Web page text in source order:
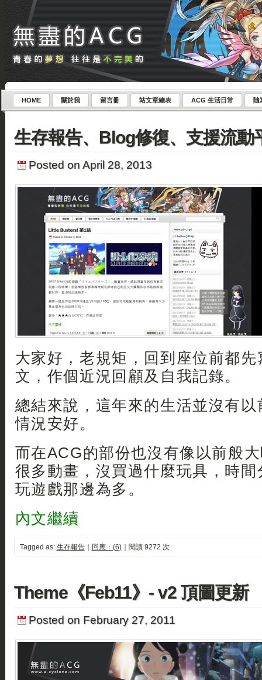
HOME 關於我 留言冊 站文章總表 ACG 生活日常 隨
生存報告、Blog修復、支援流動
Posted on April 28, 2013
大家好，老規矩，回到座位前都
文，作個近況回顧及自我記錄。
總結來說，這年來的生活並沒有
情況安好。
而在ACG的部份也沒有像以前般
很多動畫，沒買過什麼玩具，時
玩遊戲那邊為多。
內文繼續
Tagged as: 生存報告｜ 回應：(6)｜閱讀 9272 次
Theme《Feb11》- v2 頂圖更新
Posted on February 27, 2011